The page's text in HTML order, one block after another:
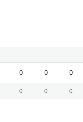
0 0 0
0 0 0